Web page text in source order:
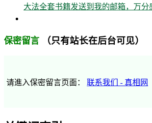
大法全套书籍发送到我的邮箱，万分
保密留言 （只有站长在后台可见）
请進入保密留言页面： 联系我们 - 真相网